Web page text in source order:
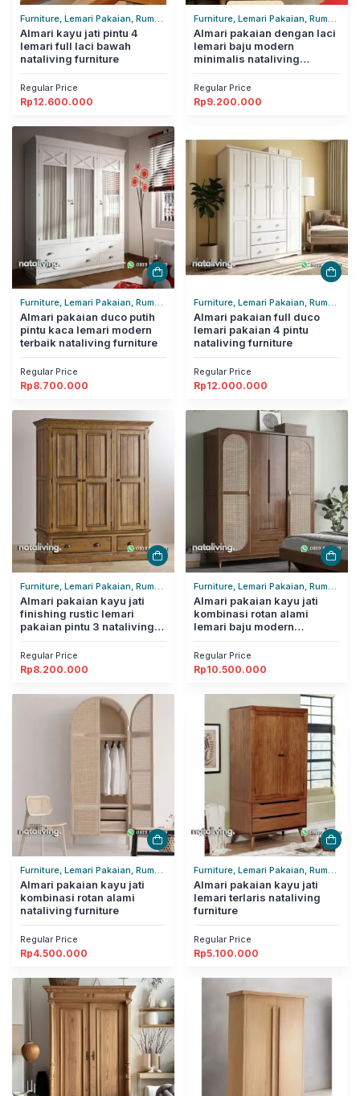
Furniture, Lemari Pakaian, Rumah
Tangga
Almari kayu jati pintu 4
lemari full laci bawah
nataliving furniture
Regular Price
Rp12.600.000
Furniture, Lemari Pakaian, Rumah
Tangga
Almari pakaian dengan laci
lemari baju modern
minimalis nataliving
Regular Price
Rp9.200.000
Furniture, Lemari Pakaian, Rumah
Tangga
Almari pakaian duco putih
pintu kaca lemari modern
terbaik nataliving furniture
Regular Price
Rp8.700.000
Furniture, Lemari Pakaian, Rumah
Tangga
Almari pakaian full duco
lemari pakaian 4 pintu
nataliving furniture
Regular Price
Rp12.000.000
Furniture, Lemari Pakaian, Rumah
Tangga
Almari pakaian kayu jati
finishing rustic lemari
pakaian pintu 3 nataliving
Regular Price
Rp8.200.000
Furniture, Lemari Pakaian, Rumah
Tangga
Almari pakaian kayu jati
kombinasi rotan alami
lemari baju modern
Regular Price
Rp10.500.000
Furniture, Lemari Pakaian, Rumah
Tangga
Almari pakaian kayu jati
kombinasi rotan alami
nataliving furniture
Regular Price
Rp4.500.000
Furniture, Lemari Pakaian, Rumah
Tangga
Almari pakaian kayu jati
lemari terlaris nataliving
furniture
Regular Price
Rp5.100.000